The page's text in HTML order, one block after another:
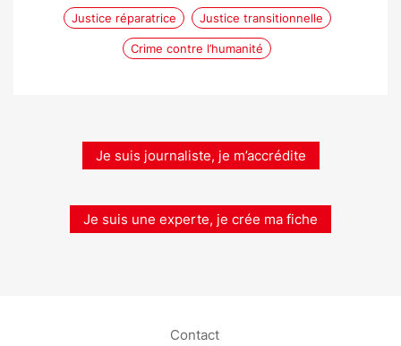
Justice réparatrice Justice transitionnelle
Crime contre l’humanité
Je suis journaliste, je m’accrédite
Je suis une experte, je crée ma fiche
Contact